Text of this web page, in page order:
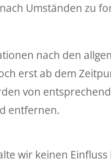
Umständen zu
nach den
erst ab dem
von
entfernen.
wir keinen Einfluss